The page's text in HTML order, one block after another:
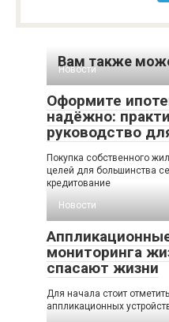
Вам также
Новости
Оформите
надёжно:
руководство
Покупка собственного
целей для большинства
кредитование
Новости
мониторинга
спасают жизни
Для начала стоит
аппликационных